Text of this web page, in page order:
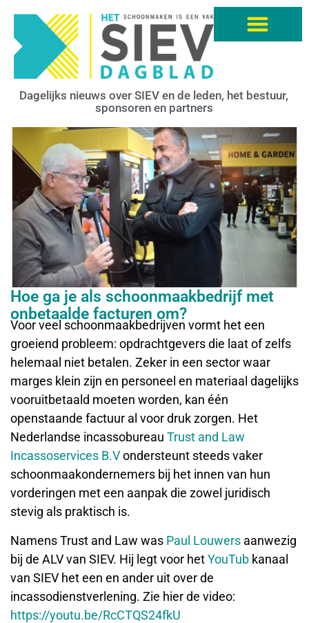
Dagelijks nieuws over SIEV en de leden, het bestuur,
sponsoren en partners
Hoe ga je als schoonmaakbedrijf met
onbetaalde facturen om?
Voor veel schoonmaakbedrijven vormt het een
groeiend probleem: opdrachtgevers die laat of zelfs
helemaal niet betalen. Zeker in een sector waar
marges klein zijn en personeel en materiaal dagelijks
vooruitbetaald moeten worden, kan één
openstaande factuur al voor druk zorgen. Het
Nederlandse incassobureau Trust and Law
Incassoservices B.Vondersteunt steeds vaker
schoonmaakondernemers bij het innen van hun
vorderingen met een aanpak die zowel juridisch
stevig als praktisch is.
Namens Trust and Law was Paul Louwers aanwezig
bij de ALV van SIEV. Hij legt voor hetYouTub kanaal
van SIEV het een en ander uit over de
incassodienstverlening. Zie hier de video:
https://youtu.be/RcCTQS24fkU